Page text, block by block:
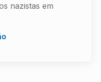
nazistas em